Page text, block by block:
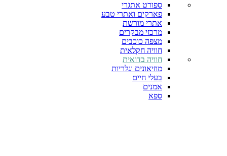
ספורט אתגרי
פארקים ואתרי טבע
אתרי מורשת
מרכזי מבקרים
מצפה כוכבים
חוויה חקלאית
חוויה בדואית
מוזיאונים וגלריות
בעלי חיים
אמנים
ספא